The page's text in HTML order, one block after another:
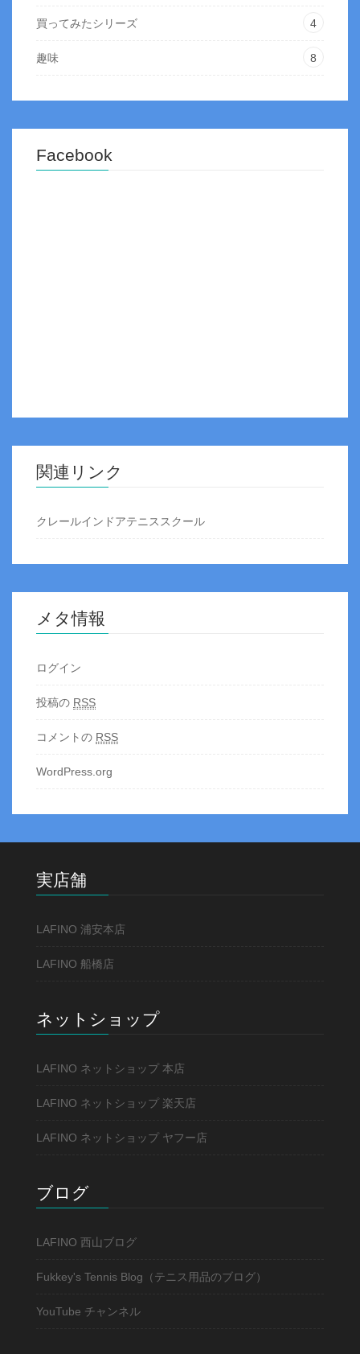
買ってみたシリーズ 4
趣味 8
Facebook
関連リンク
クレールインドアテニススクール
メタ情報
ログイン
投稿の RSS
コメントの RSS
WordPress.org
実店舗
LAFINO 浦安本店
LAFINO 船橋店
ネットショップ
LAFINO ネットショップ 本店
LAFINO ネットショップ 楽天店
LAFINO ネットショップ ヤフー店
ブログ
LAFINO 西山ブログ
Fukkey's Tennis Blog（テニス用品のブログ）
YouTube チャンネル